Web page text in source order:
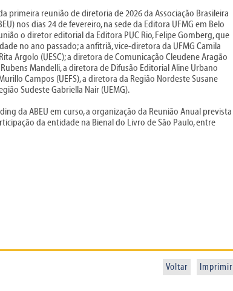
primeira reunião de diretoria de 2026 da Associação Brasileira
nos dias 24 de fevereiro, na sede da Editora UFMG em Belo
o diretor editorial da Editora PUC Rio, Felipe Gomberg, que
no ano passado; a anfitriã, vice-diretora da UFMG Camila
Argolo (UESC); a diretora de Comunicação Cleudene Aragão
Mandelli, a diretora de Difusão Editorial Aline Urbano
Campos (UEFS), a diretora da Região Nordeste Susane
Sudeste Gabriella Nair (UEMG).
da ABEU em curso, a organização da Reunião Anual prevista
da entidade na Bienal do Livro de São Paulo, entre
Imprimir
Voltar